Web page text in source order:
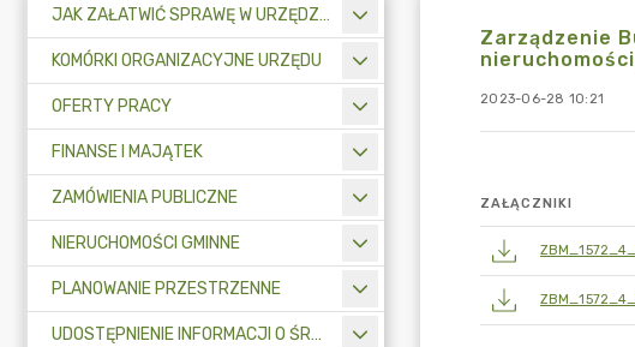
JAK ZAŁATWIĆ SPRAWĘ W URZĘDZIE MIASTA
KOMÓRKI ORGANIZACYJNE URZĘDU
OFERTY PRACY
FINANSE I MAJĄTEK
ZAMÓWIENIA PUBLICZNE
NIERUCHOMOŚCI GMINNE
PLANOWANIE PRZESTRZENNE
UDOSTĘPNIENIE INFORMACJI O ŚRODOWISKU
Zarządzenie
2023-06-28 10:21
ZAŁĄCZNIKI